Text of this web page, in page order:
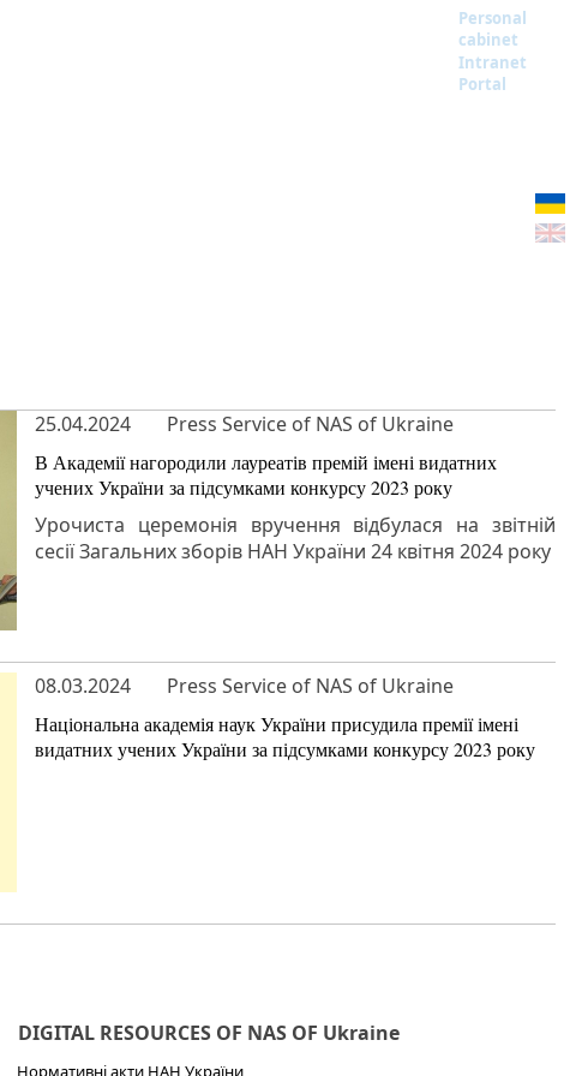
Personal
cabinet
Intranet
Portal
25.04.2024 Press Service of NAS of Ukraine
В Академії нагородили лауреатів премій імені видатних
учених України за підсумками конкурсу 2023 року
Урочиста церемонія вручення відбулася на звітній
сесії Загальних зборів НАН України 24 квітня 2024 року
08.03.2024 Press Service of NAS of Ukraine
Національна академія наук України присудила премії імені
видатних учених України за підсумками конкурсу 2023 року
DIGITAL RESOURCES OF NAS OF Ukraine
Нормативні акти НАН України